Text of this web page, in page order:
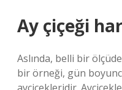
Ay çiçeği
Aslında, belli bir
bir örneği, gün